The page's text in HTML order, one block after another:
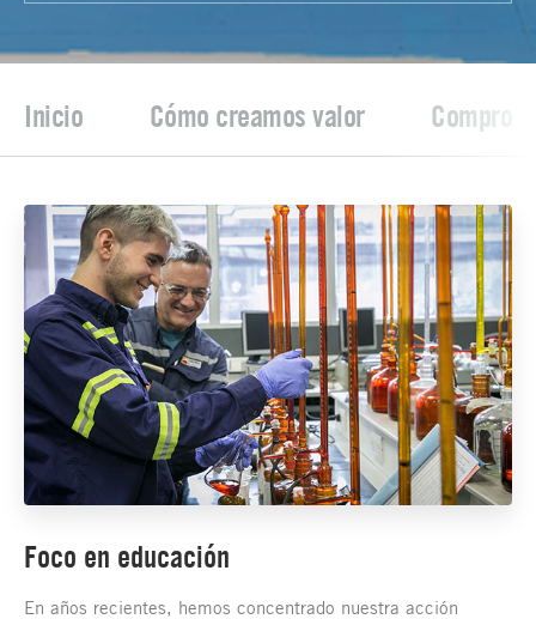
Inicio Cómo creamos valor
Foco en educación
En años recientes, hemos concentrado nuestra acción